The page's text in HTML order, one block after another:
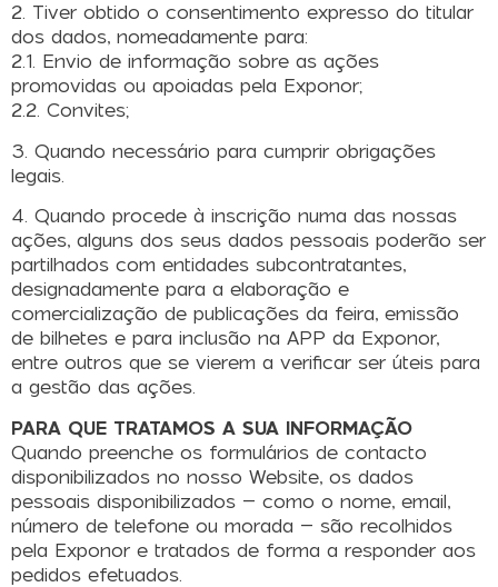
2. Tiver obtido o consentimento expresso do titular
dos dados, nomeadamente para:
2.1. Envio de informação sobre as ações
promovidas ou apoiadas pela Exponor;
2.2. Convites;
3. Quando necessário para cumprir obrigações
legais.
4. Quando procede à inscrição numa das nossas
ações, alguns dos seus dados pessoais poderão ser
partilhados com entidades subcontratantes,
designadamente para a elaboração e
comercialização de publicações da feira, emissão
de bilhetes e para inclusão na APP da Exponor,
entre outros que se vierem a verificar ser úteis para
a gestão das ações.
PARA QUE TRATAMOS A SUA INFORMAÇÃO
Quando preenche os formulários de contacto
disponibilizados no nosso Website, os dados
pessoais disponibilizados – como o nome, email,
número de telefone ou morada – são recolhidos
pela Exponor e tratados de forma a responder aos
pedidos efetuados.